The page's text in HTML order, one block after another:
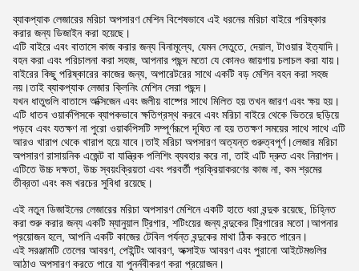
ব্যাকপ্যাক লেজারের মরিচা অপসারণ মেশিন বিশেষভাবে এই ধরনের মরিচা বাইরে পরিষ্কার
করার জন্য ডিজাইন করা হয়েছে।
এটি বাইরে এবং বাতাসে কাজ করার জন্য বিনামূল্যে, যেমন সেতুতে, দেয়াল, টাওয়ার ইত্যাদি।
বহন করা এবং পরিচালনা করা সহজ, আপনার পছন্দ মতো যে কোনও জায়গায় চলাচল করা যায়।
বাইরের কিছু পরিষ্কারের কাজের জন্য, অপারেটরের সাথে একটি বড় মেশিন বহন করা সহজ
নয়।তাই ব্যাকপ্যাক লেজার ক্লিনিং মেশিন সেরা পছন্দ।
যখন ধাতুগুলি বাতাসে অক্সিজেন এবং জলীয় বাষ্পের সাথে মিলিত হয় তখন জারণ এবং ক্ষয় হয়।
এটি ধাতব ওয়ার্কপিসকে ব্যাপকভাবে ক্ষতিগ্রস্থ করবে এবং মরিচা বাইরে থেকে ভিতরে ছড়িয়ে
পড়বে এবং যতক্ষণ না পুরো ওয়ার্কপিসটি সম্পূর্ণরূপে দূষিত না হয় ততক্ষণ সময়ের সাথে সাথে এটি
আরও খারাপ থেকে খারাপ হয়ে যাবে।তাই মরিচা অপসারণ অত্যন্ত গুরুত্বপূর্ণ।লেজার মরিচা
অপসারণ রাসায়নিক এজেন্ট বা যান্ত্রিক পলিশিং ব্যবহার করে না, তাই এটি দ্রুত এবং নিরাপদ।
এটিতে উচ্চ দক্ষতা, উচ্চ স্বয়ংক্রিয়তা এবং পরবর্তী প্রক্রিয়াকরণের কাজ না, কম শ্রমের
তীব্রতা এবং কম খরচের সুবিধা রয়েছে।
এই নতুন ডিজাইনের লেজারের মরিচা অপসারণ মেশিনে একটি হাতে ধরা বন্দুক রয়েছে, চিহ্নিত
করা শুরু করার জন্য একটি ম্যানুয়াল ট্রিগার, শটিংয়ের জন্য বন্দুকের ট্রিগারের মতো।আপনার
প্রয়োজন হলে, আপনি একটি কাজের টেবিল পর্যন্ত বন্দুকের মাথা ঠিক করতে পারেন।
এই সরঞ্জামটি তেলের আবরণ, পেইন্টিং আবরণ, অক্সাইড আবরণ এবং পুরানো আইটেমগুলির
আঠাও অপসারণ করতে পারে যা পুনর্নবীকরণ করা প্রয়োজন।